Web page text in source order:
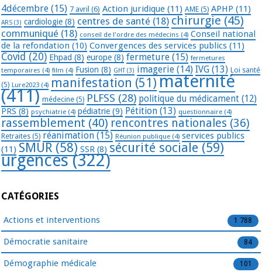
4décembre (15) 7 avril (6) Action juridique (11) AME (5) APHP (11)
ARS (3) cardiologie (8) centres de santé (18) chirurgie (45)
communiqué (18) conseil de l'ordre des médecins (4) Conseil national
de la refondation (10) Convergences des services publics (11)
Covid (20) Ehpad (8) europe (8) fermeture (15) fermetures
temporaires (4) film (4) Fusion (8) GHT(3) imagerie (14) IVG (13) Loi santé
(5) Lure2023 (4) manifestation (51) maternité
(411) médecine (5) PLFSS (28) politique du médicament (12)
PRS (8) psychiatrie (4) pédiatrie (9) Pétition (13) questionnaire (4)
rassemblement (40) rencontres nationales (36)
Retraites (5) réanimation (15) Réunion publique (4) services publics
(11) SMUR (58) SSR (8) sécurité sociale (59)
urgences(322)
CATÉGORIES
Actions et interventions 1 788
Démocratie sanitaire 84
Démographie médicale 101